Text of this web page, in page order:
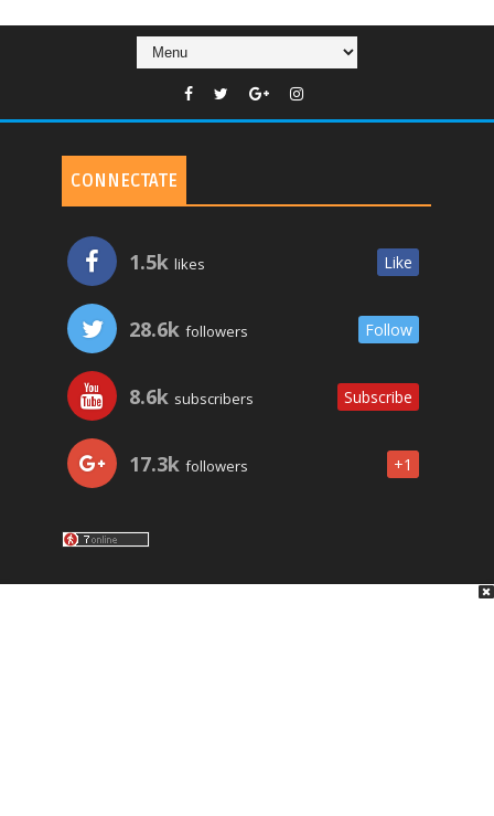
CONNECTATE
1.5k likes Like
28.6k followers Follow
8.6k subscribers Subscribe
17.3k followers +1